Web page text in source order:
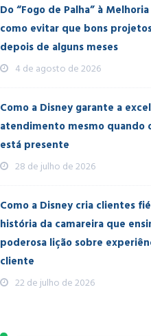
Do “Fogo de Palha” à
como evitar que bons
depois de alguns meses
4 de agosto de 2026
Como a Disney garante a
atendimento mesmo quando
está presente
28 de julho de 2026
Como a Disney cria clientes
história da camareira que
poderosa lição sobre
cliente
22 de julho de 2026